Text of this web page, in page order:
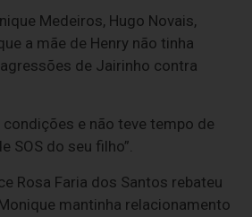
Medeiros, Hugo Novais,
a mãe de Henry não tinha
de Jairinho contra
condições e não teve tempo de
SOS do seu filho”.
Rosa Faria dos Santos rebateu
mantinha relacionamento